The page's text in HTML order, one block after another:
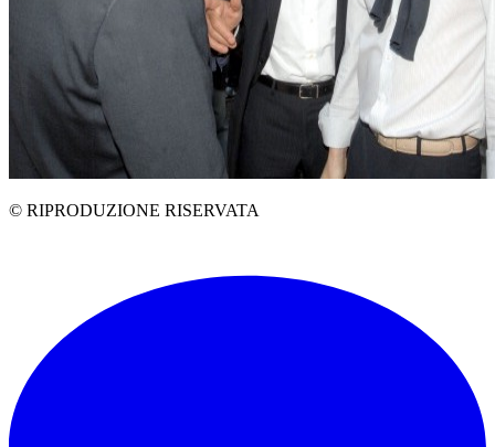
© RIPRODUZIONE RISERVATA